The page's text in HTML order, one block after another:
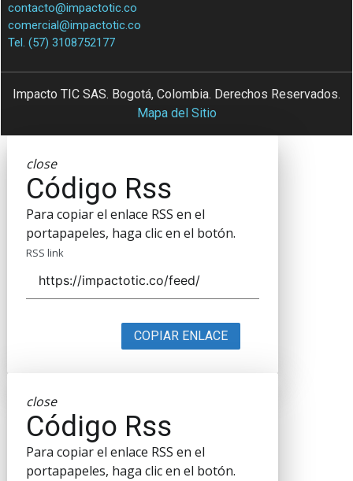
contacto@impactotic.co
comercial@impactotic.co
Tel. (57) 3108752177
Impacto TIC SAS. Bogotá, Colombia. Derechos Reservados.
Mapa del Sitio
close
Código Rss
Para copiar el enlace RSS en el
portapapeles, haga clic en el botón.
RSS link
COPIAR ENLACE
close
Código Rss
Para copiar el enlace RSS en el
portapapeles, haga clic en el botón.